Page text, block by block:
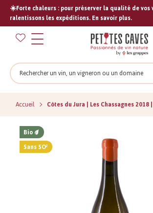
☀️Forte chaleurs : pour préserver la qualité de vos
ralentissons les expéditions. En savoir plus.
Rechercher
Accueil Côtes du Jura | Les Chassagnes
Bio
Sans SO²